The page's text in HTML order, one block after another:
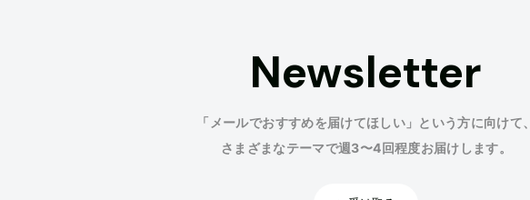
Newsletter
「メールでおすすめを届けてほしい」という方に向けて、
さまざまなテーマで週3〜4回程度お届けします。